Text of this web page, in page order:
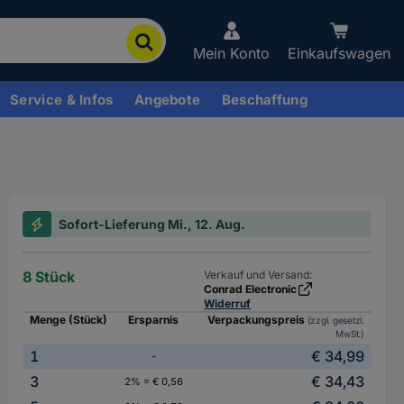
Mein Konto Einkaufswagen
Service & Infos Angebote Beschaffung
Sofort-Lieferung Mi., 12. Aug.
8 Stück
Verkauf und Versand:
Conrad Electronic
Widerruf
Menge (Stück)
Ersparnis Verpackungspreis (zzgl. gesetzl.
MwSt.)
1 -
€ 34,99
3
2% = € 0,56
€ 34,43